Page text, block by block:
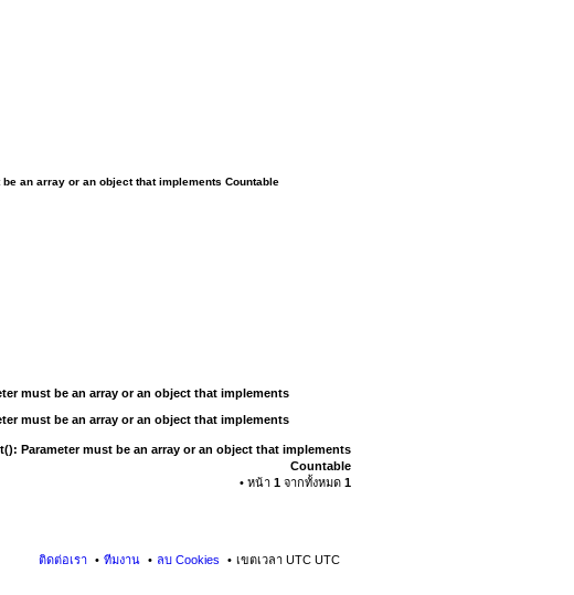
an array or an object that implements Countable
must be an array or an object that implements
must be an array or an object that implements
Parameter must be an array or an object that implements
Countable
• หน้า 1 จากทั้งหมด 1
เขตเวลา UTC UTC
ลบ Cookies
ทีมงาน
ติดต่อเรา